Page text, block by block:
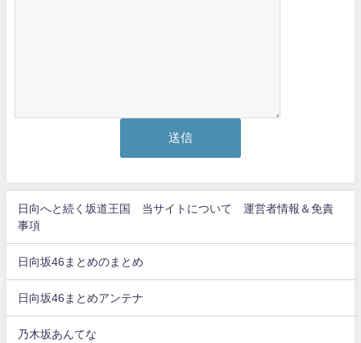
日向へと続く坂道王国 当サイトについて 運営者情報＆免責
事項
日向坂46まとめのまとめ
日向坂46まとめアンテナ
乃木坂あんてな